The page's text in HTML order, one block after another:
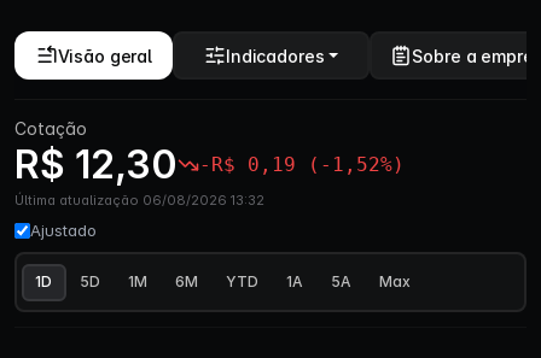
Visão geral Indicadores Sobre a
Cotação
R$ 12,30 -R$ 0,19 (-1,52%)
Última atualização 06/08/2026 13:32
Ajustado
1D 5D 1M 6M YTD 1A 5A Max